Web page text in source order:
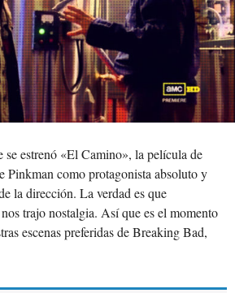
se estrenó «El Camino», la película de
Pinkman como protagonista absoluto y
la dirección. La verdad es que
trajo nostalgia. Así que es el momento
escenas preferidas de Breaking Bad,